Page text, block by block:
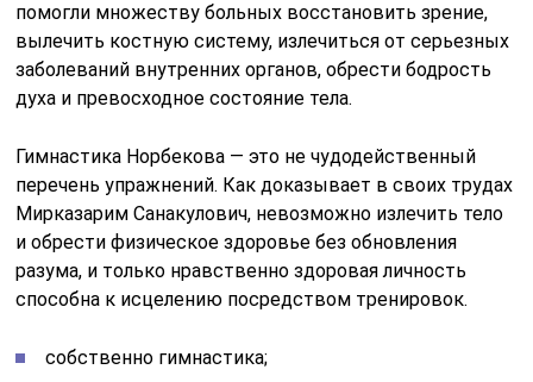
помогли множеству больных восстановить зрение,
вылечить костную систему, излечиться от серьезных
заболеваний внутренних органов, обрести бодрость
духа и превосходное состояние тела.
Гимнастика Норбекова — это не чудодейственный
перечень упражнений. Как доказывает в своих трудах
Мирказарим Санакулович, невозможно излечить тело
и обрести физическое здоровье без обновления
разума, и только нравственно здоровая личность
способна к исцелению посредством тренировок.
собственно гимнастика;